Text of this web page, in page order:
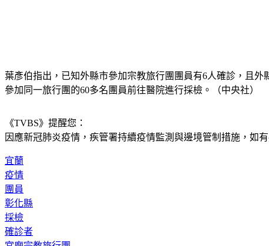
葉彥伯指出，已知外縣市參加宗教旅行團團員有6人確診，且
參加同一旅行團的60多名團員前往醫院進行採檢。（中央社）
《TVBS》提醒您：
因應新冠肺炎疫情，疾管署持續疫情監測與邊境管制措施， 如
宜蘭
疫情
團員
彰化縣
採檢
確診者